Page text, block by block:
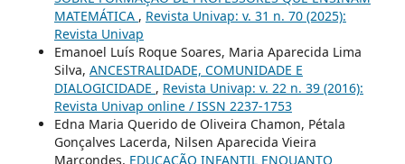
MATEMÁTICA , Revista Univap: v. 31 n. 70 (2025):
Revista Univap
Emanoel Luís Roque Soares, Maria Aparecida Lima
Silva, ANCESTRALIDADE, COMUNIDADE E
DIALOGICIDADE , Revista Univap: v. 22 n. 39 (2016):
Revista Univap online / ISSN 2237-1753
Edna Maria Querido de Oliveira Chamon, Pétala
Gonçalves Lacerda, Nilsen Aparecida Vieira
Marcondes, EDUCAÇÃO INFANTIL ENQUANTO